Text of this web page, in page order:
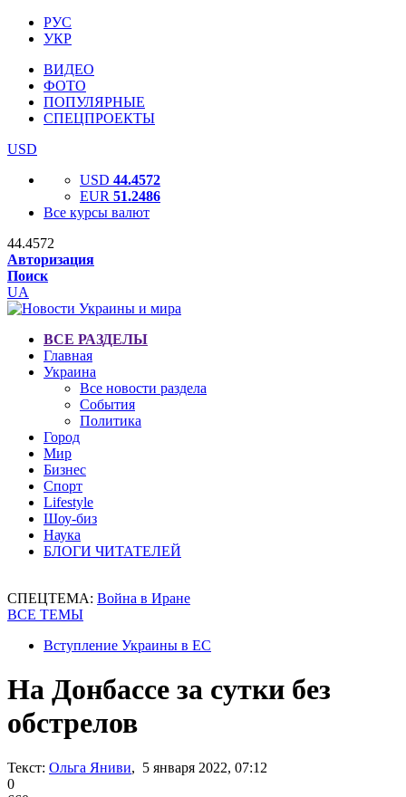
РУС
УКР
ВИДЕО
ФОТО
ПОПУЛЯРНЫЕ
СПЕЦПРОЕКТЫ
USD
USD 44.4572
EUR 51.2486
Все курсы валют
44.4572
Авторизация
Поиск
UA
ВСЕ РАЗДЕЛЫ
Главная
Украина
Все новости раздела
События
Политика
Город
Мир
Бизнес
Спорт
Lifestyle
Шоу-биз
Наука
БЛОГИ ЧИТАТЕЛЕЙ
СПЕЦТЕМА: Война в Иране
ВСЕ ТЕМЫ
Вступление Украины в ЕС
На Донбассе за сутки без
обстрелов
Текст: Ольга Яниви, 5 января 2022, 07:12
0